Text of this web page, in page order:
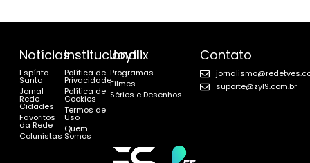
Notícias
Espírito
Santo
Jornal
Rede
Cidades
Favoritos
da Rede
Colunistas
Institucional
Política de
Privacidade
Política de
Cookies
Termos de
Uso
Quem
Somos
Joyflix
Programas
Filmes
Séries e Desenhos
Contato
suporte@zyl9.com.br